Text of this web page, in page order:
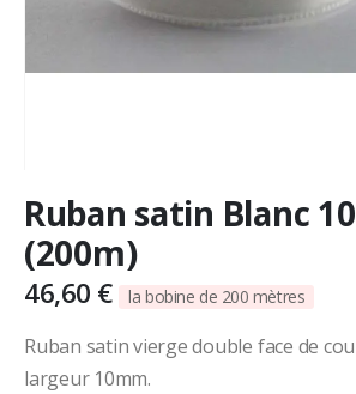
to
the
beginning
of
the
gallery
Ruban satin Blanc
(200m)
46,60 € la bobine de 200 mètres
Ruban satin vierge double face de
largeur 10mm.